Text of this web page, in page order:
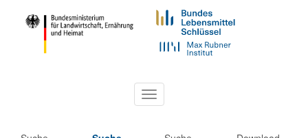
Toggle
navigation